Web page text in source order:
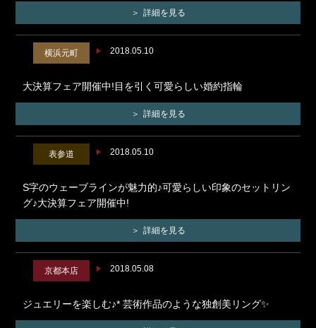
詳細を見る
2018.05.10
横浜元町
大決算フェア開催中!目を引く可愛らしい婚約指輪
詳細を見る
2018.05.10
表参道
S字のウェーブラインが魅力的♪可愛らしい印象のセットリン
グ♪大決算フェア開催中!
詳細を見る
2018.05.08
京都本店
ジュエリーを楽しむ♪* 芸術作品のような独創美リング✨